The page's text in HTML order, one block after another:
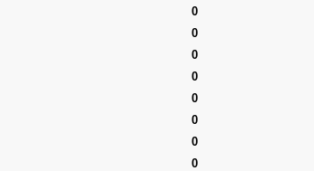
0
0
0
0
0
0
0
0